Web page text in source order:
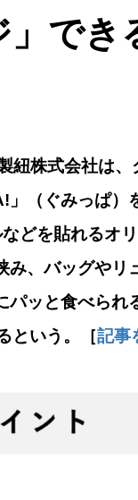
」でき
紐株式会社は
」（ぐみっぱ
どを貼れるオ
み、バッグや
ッと食べら
という。［記事